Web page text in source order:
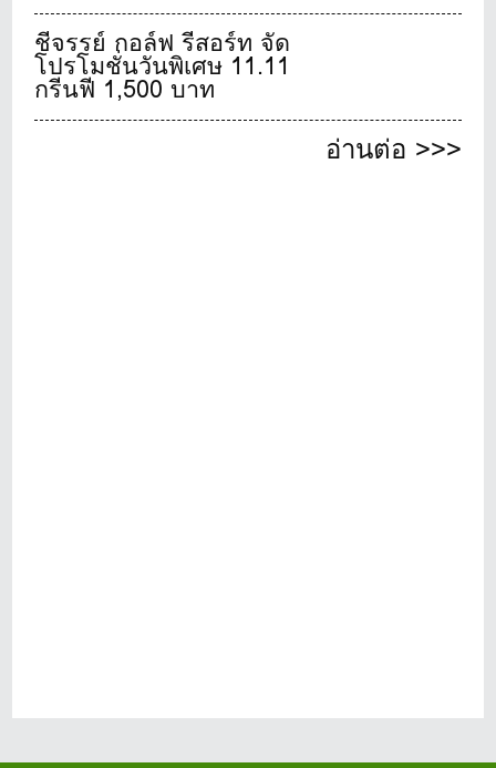
ชีจรรย์ กอล์ฟ รีสอร์ท จัด
โปรโมชั่นวันพิเศษ 11.11
กรีนฟี 1,500 บาท
อ่านต่อ >>>